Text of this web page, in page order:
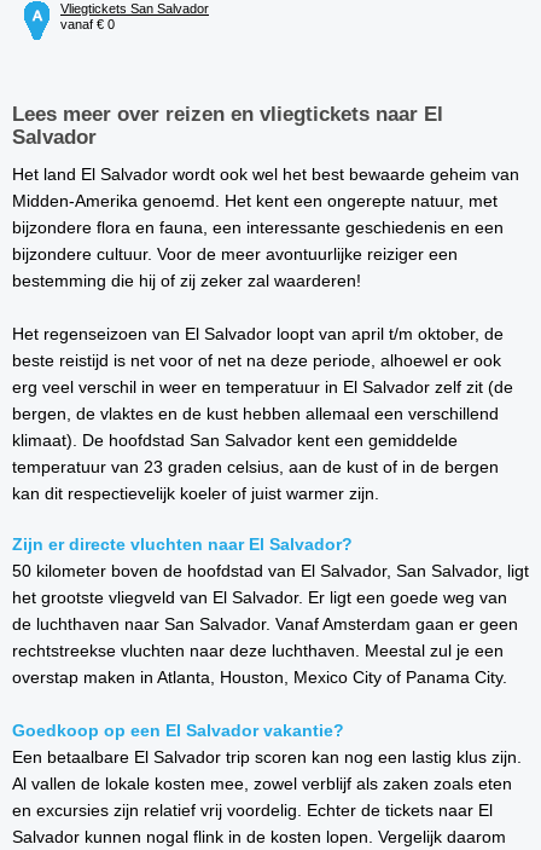
Vliegtickets San Salvador
vanaf € 0
Lees meer over reizen en vliegtickets naar El
Salvador
Het land El Salvador wordt ook wel het best bewaarde geheim van
Midden-Amerika genoemd. Het kent een ongerepte natuur, met
bijzondere flora en fauna, een interessante geschiedenis en een
bijzondere cultuur. Voor de meer avontuurlijke reiziger een
bestemming die hij of zij zeker zal waarderen!
Het regenseizoen van El Salvador loopt van april t/m oktober, de
beste reistijd is net voor of net na deze periode, alhoewel er ook
erg veel verschil in weer en temperatuur in El Salvador zelf zit (de
bergen, de vlaktes en de kust hebben allemaal een verschillend
klimaat). De hoofdstad San Salvador kent een gemiddelde
temperatuur van 23 graden celsius, aan de kust of in de bergen
kan dit respectievelijk koeler of juist warmer zijn.
Zijn er directe vluchten naar El Salvador?
50 kilometer boven de hoofdstad van El Salvador, San Salvador, ligt
het grootste vliegveld van El Salvador. Er ligt een goede weg van
de luchthaven naar San Salvador. Vanaf Amsterdam gaan er geen
rechtstreekse vluchten naar deze luchthaven. Meestal zul je een
overstap maken in Atlanta, Houston, Mexico City of Panama City.
Goedkoop op een El Salvador vakantie?
Een betaalbare El Salvador trip scoren kan nog een lastig klus zijn.
Al vallen de lokale kosten mee, zowel verblijf als zaken zoals eten
en excursies zijn relatief vrij voordelig. Echter de tickets naar El
Salvador kunnen nogal flink in de kosten lopen. Vergelijk daarom